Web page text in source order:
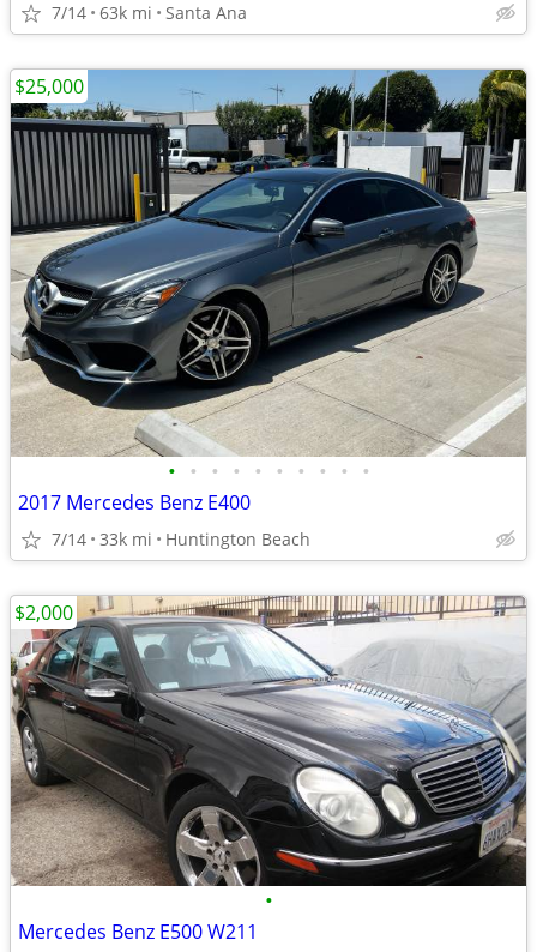
7/14 63k mi Santa Ana
• • • • • • • • • •
2017 Mercedes Benz E400
7/14 33k mi Huntington Beach
$25,000
•
Mercedes Benz E500 W211
$2,000